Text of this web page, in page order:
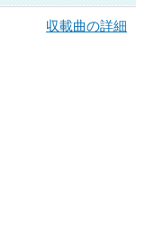
収載曲の詳細